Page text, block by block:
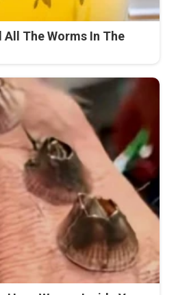
All The Worms In The